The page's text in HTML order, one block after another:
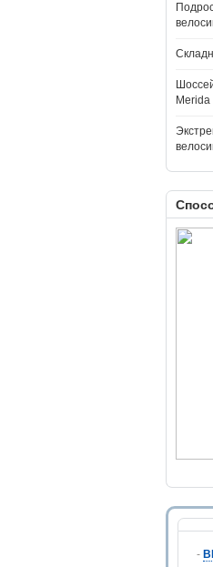
Merida
-